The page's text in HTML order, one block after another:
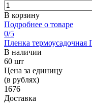
В корзину
Подробнее о товаре
0/5
Пленка
В наличии
60 шт
Цена за единицу
(в рублях)
1676
Доставка